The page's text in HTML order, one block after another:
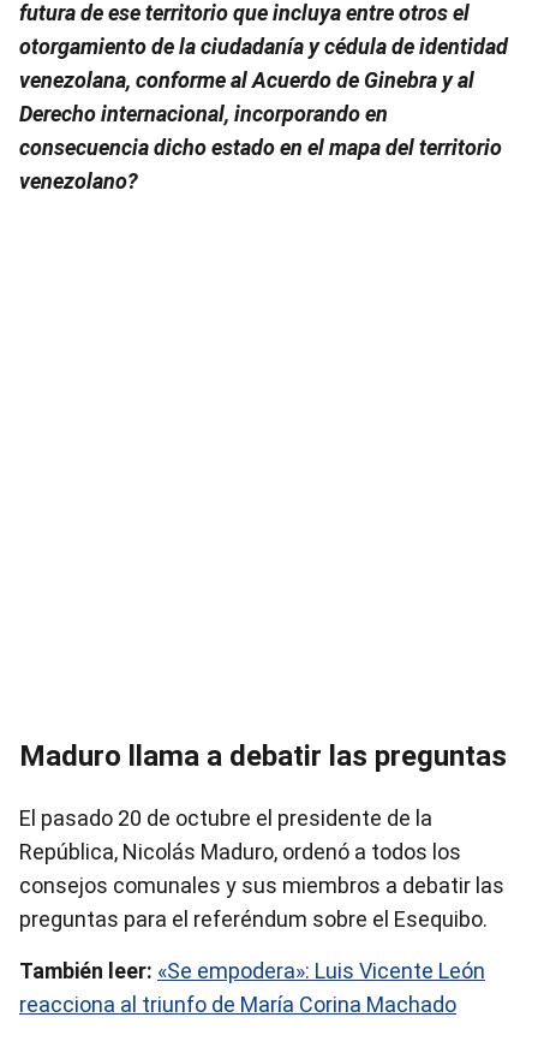
futura de ese territorio que incluya entre otros el
otorgamiento de la ciudadanía y cédula de identidad
venezolana, conforme al Acuerdo de Ginebra y al
Derecho internacional, incorporando en
consecuencia dicho estado en el mapa del territorio
venezolano?
Maduro llama a debatir las preguntas
El pasado 20 de octubre el presidente de la
República, Nicolás Maduro, ordenó a todos los
consejos comunales y sus miembros a debatir las
preguntas para el referéndum sobre el Esequibo.
También leer: «Se empodera»: Luis Vicente León
reacciona al triunfo de María Corina Machado